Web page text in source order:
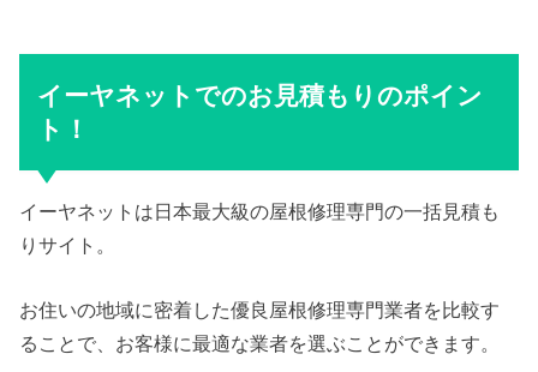
イーヤネットでのお見積もりのポイン
ト！
イーヤネットは日本最大級の屋根修理専門の一括見積も
りサイト。
お住いの地域に密着した優良屋根修理専門業者を比較す
ることで、お客様に最適な業者を選ぶことができます。